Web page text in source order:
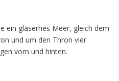
ein gläsernes Meer, gleich dem
und um den Thron vier
vorn und hinten.